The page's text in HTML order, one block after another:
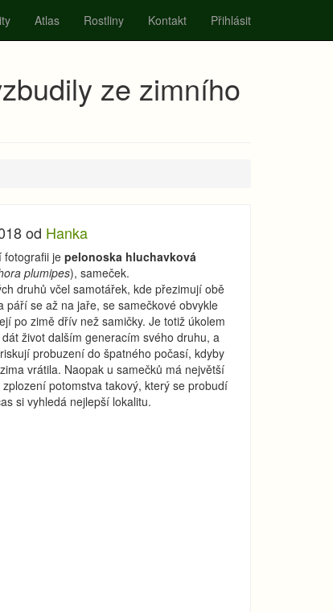
ze zimního
od Hanka
fotografii jepelonoska hluchavková
plumipes), sameček.
druhů včel samotářek, kde přezimují obě
páří se až na jaře, se samečkové obvykle
po zimě dřív než samičky. Je totiž úkolem
život dalším generacím svého druhu, a
probuzení do špatného počasí, kdyby
vrátila. Naopak u samečků má největší
potomstva takový, který se probudí
si vyhledá nejlepší lokalitu.
Atlas Rostliny Kontakt Přihlásit